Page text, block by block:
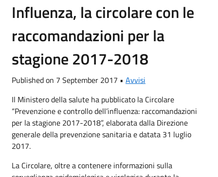
Influenza, la circolare con le
raccomandazioni per la
stagione 2017-2018
Published on 7 September 2017 • Avvisi
Il Ministero della salute ha pubblicato la Circolare
“Prevenzione e controllo dell’influenza: raccomandazioni
per la stagione 2017-2018”, elaborata dalla Direzione
generale della prevenzione sanitaria e datata 31 luglio
2017.
La Circolare, oltre a contenere informazioni sulla